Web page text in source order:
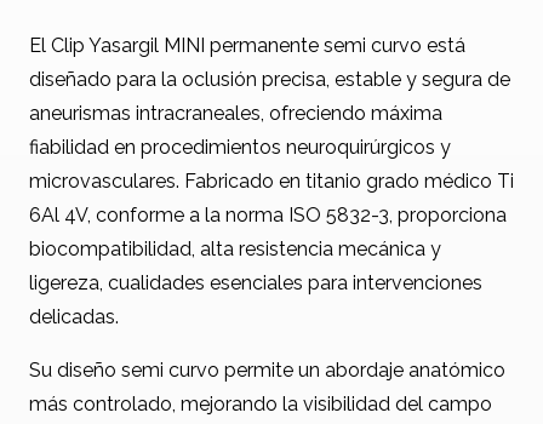
El Clip Yasargil MINI permanente semi curvo está
diseñado para la oclusión precisa, estable y segura de
aneurismas intracraneales, ofreciendo máxima
fiabilidad en procedimientos neuroquirúrgicos y
microvasculares. Fabricado en titanio grado médico Ti
6Al 4V, conforme a la norma ISO 5832-3, proporciona
biocompatibilidad, alta resistencia mecánica y
ligereza, cualidades esenciales para intervenciones
delicadas.
Su diseño semi curvo permite un abordaje anatómico
más controlado, mejorando la visibilidad del campo